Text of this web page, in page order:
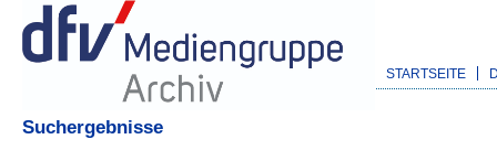
STARTSEITE
Suchergebnisse